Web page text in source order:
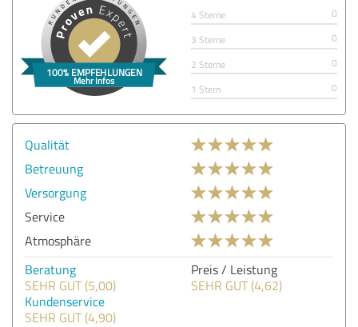
4 Sterne
0
3 Sterne
0
2 Sterne
0
1 Stern
0
Qualität
Betreuung
Versorgung
Service
Atmosphäre
Beratung
SEHR GUT (5,00)
Preis / Leistung
SEHR GUT (4,62)
Kundenservice
SEHR GUT (4,90)